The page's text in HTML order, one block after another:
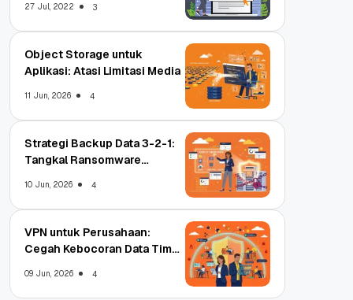
27 Jul, 2022 3
Object Storage untuk
Aplikasi: Atasi Limitasi Media
11 Jun, 2026 4
Strategi Backup Data 3-2-1:
Tangkal Ransomware
10 Jun, 2026 4
VPN untuk Perusahaan:
Cegah Kebocoran Data Tim
09 Jun, 2026 4